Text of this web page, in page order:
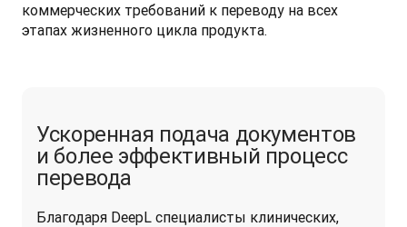
коммерческих требований к переводу на всех
этапах жизненного цикла продукта.
Ускоренная подача документов
и более эффективный процесс
перевода
Благодаря DeepL специалисты клинических,